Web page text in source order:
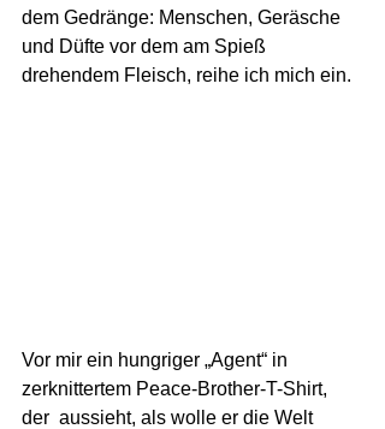
dem Gedränge: Menschen, Geräsche
und Düfte vor dem am Spieß
drehendem Fleisch, reihe ich mich ein.
Vor mir ein hungriger „Agent“ in
zerknittertem Peace-Brother-T-Shirt,
der  aussieht, als wolle er die Welt